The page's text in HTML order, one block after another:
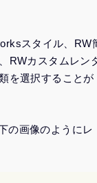
スタイル、RW
RWカスタムレン
を選択することが
の画像のようにレ